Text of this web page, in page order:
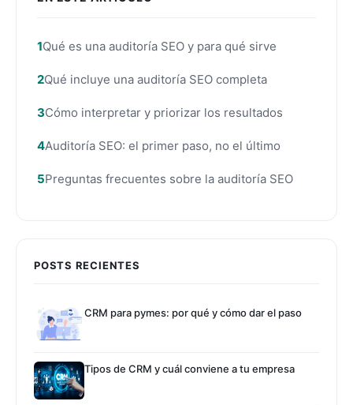
Qué es una auditoría SEO y para qué sirve
Qué incluye una auditoría SEO completa
Cómo interpretar y priorizar los resultados
Auditoría SEO: el primer paso, no el último
Preguntas frecuentes sobre la auditoría SEO
POSTS RECIENTES
CRM para pymes: por qué y cómo dar el paso
Tipos de CRM y cuál conviene a tu empresa